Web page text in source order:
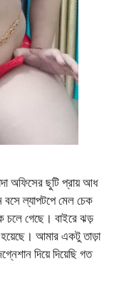
অফিসের ছুটি প্রায় আধ
বসে ল্যাপটপে মেল চেক
চলে গেছে। বাইরে ঝড়
হয়েছে। আমার একটু তাড়া
দিয়ে দিয়েছি গত